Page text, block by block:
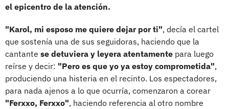
el epicentro de la atención.
"Karol, mi esposo me quiere dejar por ti", decía el cartel
que sostenía una de sus seguidoras, haciendo que la
cantante se detuviera y leyera atentamente para luego
reírse y decir: "Pero es que yo ya estoy comprometida",
produciendo una histeria en el recinto. Los espectadores,
para nada ajenos a lo que ocurría, comenzaron a corear
"Ferxxo, Ferxxo", haciendo referencia al otro nombre